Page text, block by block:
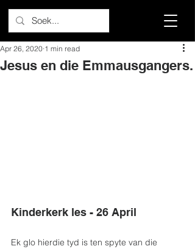
Jesus en die Emmausgangers.
Apr 26, 2020 1 min read
Kinderkerk les - 26 April
Ek glo hierdie tyd is ten spyte van die